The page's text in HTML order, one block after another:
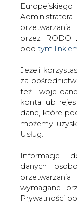
przez RODO
pod tym
Jeżeli
za
też Twoje
konta lub
dane, które
możemy
Usług.
Informacje
danych
wymagane
Prywatności
Strona główna
handlu paliwem
2004-08-23 00:00